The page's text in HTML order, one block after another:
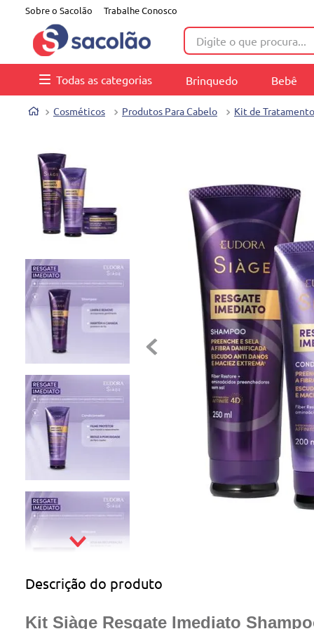
Sobre o Sacolão Trabalhe Conosco
Digite o que procura...
Todas as categorias Brinquedo Bebê
Cosméticos Produtos Para Cabelo Kit de Tratamento
Descrição do produto
Kit Siàge Resgate Imediato